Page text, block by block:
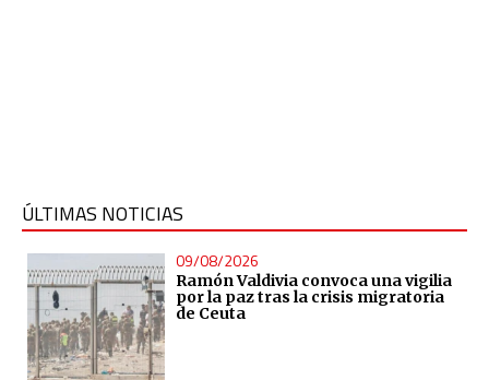
ÚLTIMAS NOTICIAS
09/08/2026
Ramón Valdivia convoca una vigilia
por la paz tras la crisis migratoria
de Ceuta